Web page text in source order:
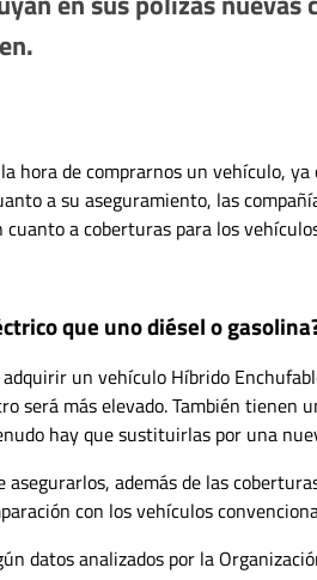
hora de comprarnos un vehículo,
a su aseguramiento, las
a coberturas para los
que uno diésel o
un vehículo Híbrido
será más elevado. También tienen
hay que sustituirlas por una
además de las
con los vehículos
datos analizados por la